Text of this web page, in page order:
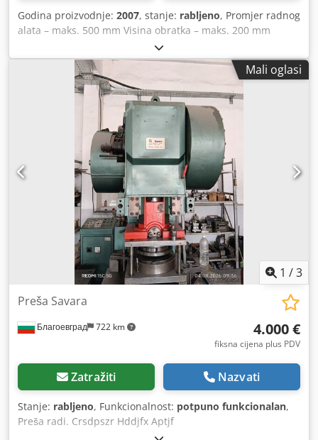
Godina proizvodnje: 2007, stanje: rabljeno, Promjer radnog
alata – maks. 500 mm Visina obratka – maks. 200 mm
Visina ugradnje: 200 mm Upravljački sustav: Siemens
Simatic MultiPanel Credpfoyan Nxex Aptof Masa stroja: cca
7,3 t Potrebni prostor: cca 3900x1800x3300 mm Maksimalni
vanjski promjer obratka: 500 mm Maksimalna visina
obratka: 200 mm Minimalni unutarnji promjer obratka: 60
mm Sila pritiska unutarnjeg prstenastog držača: 120 kN
Sila pritiska vanjskog prstenastog držača: 240 kN Sila
širenja ekspanzijske čahure: 60 kN Sila izbacivanja: 800 kN
Kapacitet pumpe za protok ulja za kaljenje (osnovna
oprema): 750 l/min Kapacitet spremnika za ulje za kaljenje
u stroju za kaljenje: cca 2000 litara Kapacitet spremnika za
hidraulično ulje: 400 litara Radni tlak pneumatskog
sustava: 6 bar
Mali oglasi
1 /3
Благоевград 722 km
Preša Savara
4.000 €
fiksna cijena plus PDV
Zatražiti Nazvati
Stanje: rabljeno, Funkcionalnost: potpuno funkcionalan,
Preša radi. Crsdpszr Hddjfx Aptjf